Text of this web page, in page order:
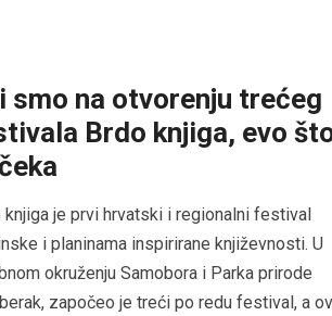
smo na otvorenju trećeg
Brdo knjiga, evo
knjiga je prvi hrvatski i regionalni festival
i planinama inspirirane književnosti. U
okruženju Samobora i Parka prirode
započeo je treći po redu festival, a